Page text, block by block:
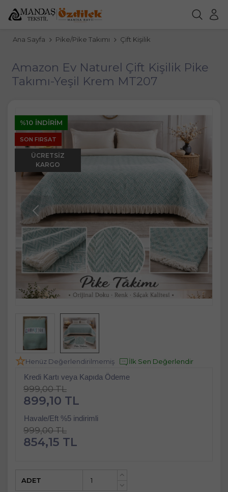
Ana Sayfa Pike/Pike Takımı Çift Kişilik
Amazon Ev Naturel Çift Kişilik Pike
Takımı-Yeşil Krem MT207
%10 İNDIRIM
SON FIRSAT
ÜCRETSIZ
KARGO
Henüz Değerlendirilmemiş İlk Sen Değerlendir
Kredi Kartı veya Kapıda Ödeme
999,00 TL
899,10 TL
Havale/Eft %5 indirimli
999,00 TL
854,15 TL
+
ADET